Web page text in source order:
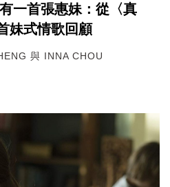
一首張惠妹：從〈真
妹式情歌回顧
與 INNA CHOU